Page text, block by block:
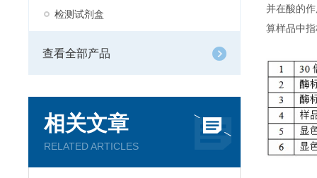
检测试剂盒
查看全部产品
相关文章
RELATED ARTICLES
并在酸的
算样品中